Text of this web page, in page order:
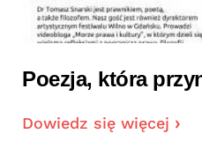
Poezja, która
Dowiedz się więcej